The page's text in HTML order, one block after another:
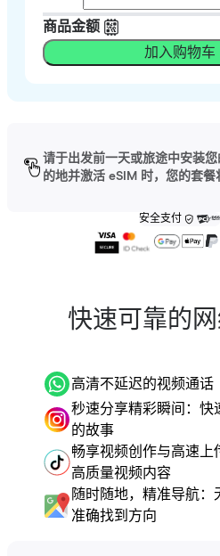
商品金额
加入购物车
请于出发前一天或旅途中安装
的地并激活 eSIM 时，您的套餐
安全支付
快速可靠的
高清不延迟的视频通话
秒速分享精彩瞬间：快
的故事
畅享视频创作与高速上
高质量视频内容
随时随地，精准导航：
准确找到方向